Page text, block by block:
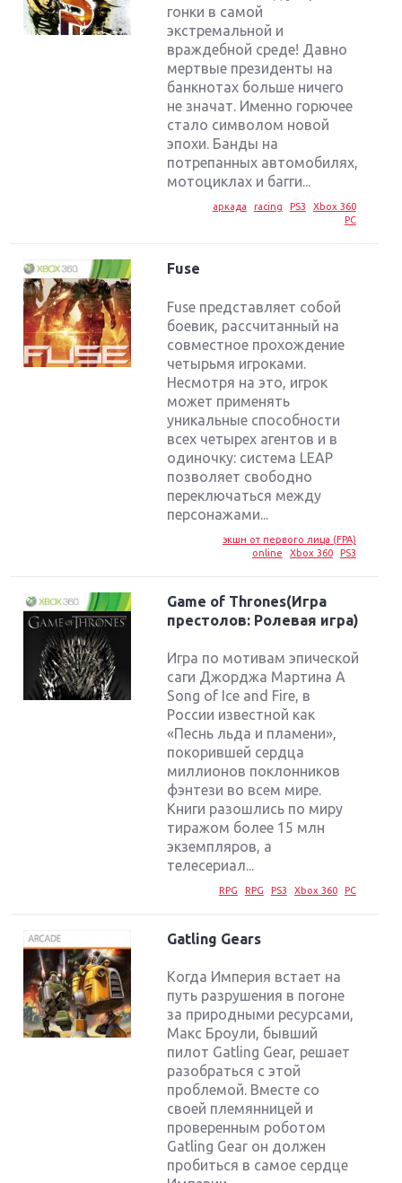
гонки в самой
экстремальной и
враждебной среде! Давно
мертвые президенты на
банкнотах больше ничего
не значат. Именно горючее
стало символом новой
эпохи. Банды на
потрепанных автомобилях,
мотоциклах и багги...
аркада racing PS3
Xbox 360
PC
Fuse
Fuse представляет собой
боевик, рассчитанный на
совместное прохождение
четырьмя игроками.
Несмотря на это, игрок
может применять
уникальные способности
всех четырех агентов и в
одиночку: система LEAP
позволяет свободно
переключаться между
персонажами...
экшн от первого лица (FPA)
online
Xbox 360 PS3
Game of Thrones(Игра
престолов: Ролевая игра)
Игра по мотивам эпической
саги Джорджа Мартина A
Song of Ice and Fire, в
России известной как
«Песнь льда и пламени»,
покорившей сердца
миллионов поклонников
фэнтези во всем мире.
Книги разошлись по миру
тиражом более 15 млн
экземпляров, а
телесериал...
RPG RPG PS3 Xbox 360 PC
Gatling Gears
Когда Империя встает на
путь разрушения в погоне
за природными ресурсами,
Mакс Броули, бывший
пилот Gatling Gear, решает
разобраться с этой
проблемой. Вместе со
своей племянницей и
проверенным роботом
Gatling Gear он должен
пробиться в самое сердце